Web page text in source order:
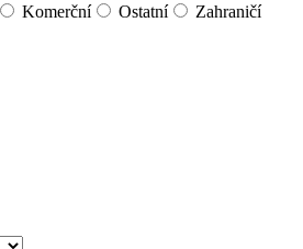
Komerční Ostatní Zahraničí